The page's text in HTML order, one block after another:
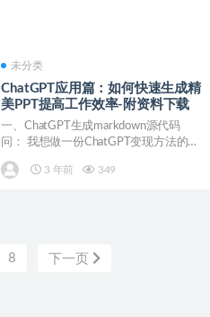
未分类
ChatGPT应用篇：如何快速生成精
美PPT提高工作效率-附资料下载
一、ChatGPT生成markdown源代码
问： 我想做一份ChatGPT变现方法的
3 年前
349
8 下一页